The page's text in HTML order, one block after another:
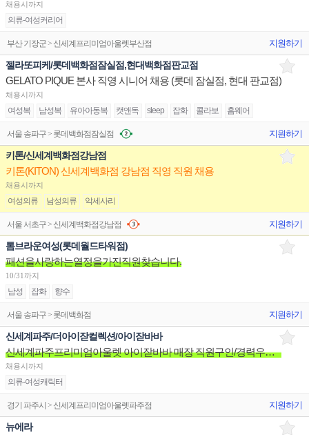
채용시까지
의류-여성커리어
부산 기장군 > 신세계프리미엄아울렛부산점 지원하기
젤라또피케/롯데백화점잠실점,현대백화점판교점
GELATO PIQUE 본사 직영 시니어 채용 (롯데 잠실점, 현대 판교점)
채용시까지
여성복 남성복 유아아동복 캣앤독 sleep 잡화 콜라보 홈웨어
서울 송파구 > 롯데백화점잠실점 지원하기
키톤/신세계백화점강남점
키톤(KITON) 신세계백화점 강남점 직영 직원 채용
채용시까지
여성의류 남성의류 악세사리
서울 서초구 > 신세계백화점강남점 지원하기
톰브라운여성(롯데월드타워점)
패션을사랑하는열정을가진직원찾습니다.
10/31까지
남성 잡화 향수
서울 송파구 > 롯데백화점 지원하기
신세계파주/더아이잗컬렉션/아이잗바바
신세계파주프리미엄아울렛 아이잗바바 매장 직원구인/경력우대/분위기좋은매장/장기근무환영
채용시까지
의류-여성캐릭터
경기 파주시 > 신세계프리미엄아울렛파주점 지원하기
뉴에라